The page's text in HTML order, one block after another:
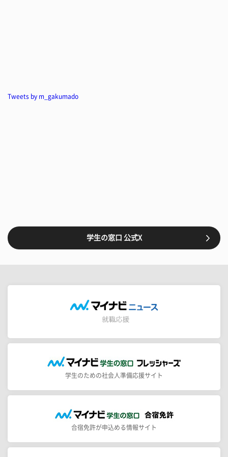
Tweets by m_gakumado
学生の窓口 公式X
学生のための社会人準備応援サイト
合宿免許が申込める情報サイト